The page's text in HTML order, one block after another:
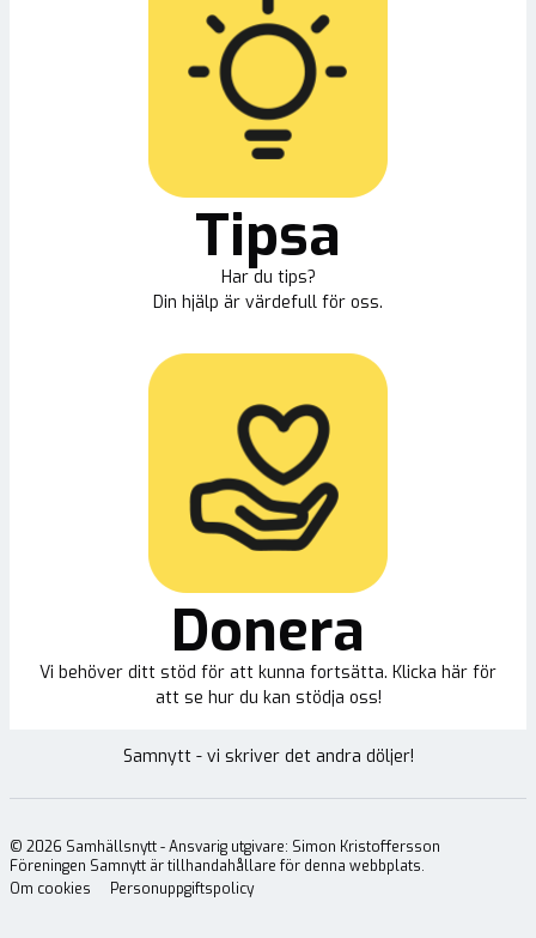
Tipsa
Har du tips?
Din hjälp är värdefull för oss.
Donera
Vi behöver ditt stöd för att kunna fortsätta. Klicka här för
att se hur du kan stödja oss!
Samnytt - vi skriver det andra döljer!
© 2026 Samhällsnytt - Ansvarig utgivare: Simon Kristoffersson
Föreningen Samnytt är tillhandahållare för denna webbplats.
Om cookies
Personuppgiftspolicy